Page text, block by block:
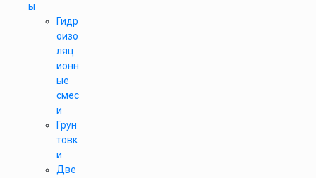
ы
Гидр
оизо
ляц
ионн
ые
смес
и
Грун
товк
и
Две